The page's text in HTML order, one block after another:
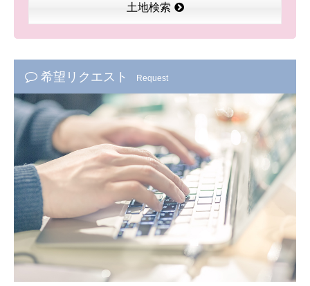
土地検索
希望リクエスト Request